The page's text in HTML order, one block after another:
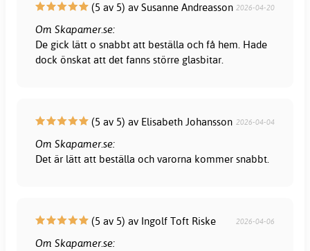
(5 av 5) av Susanne Andreasson 2026-04-20
Om Skapamer.se:
De gick lätt o snabbt att beställa och få hem. Hade
dock önskat att det fanns större glasbitar.
(5 av 5) av Elisabeth Johansson 2026-04-04
Om Skapamer.se:
Det är lätt att beställa och varorna kommer snabbt.
(5 av 5) av Ingolf Toft Riske 2026-04-06
Om Skapamer.se: